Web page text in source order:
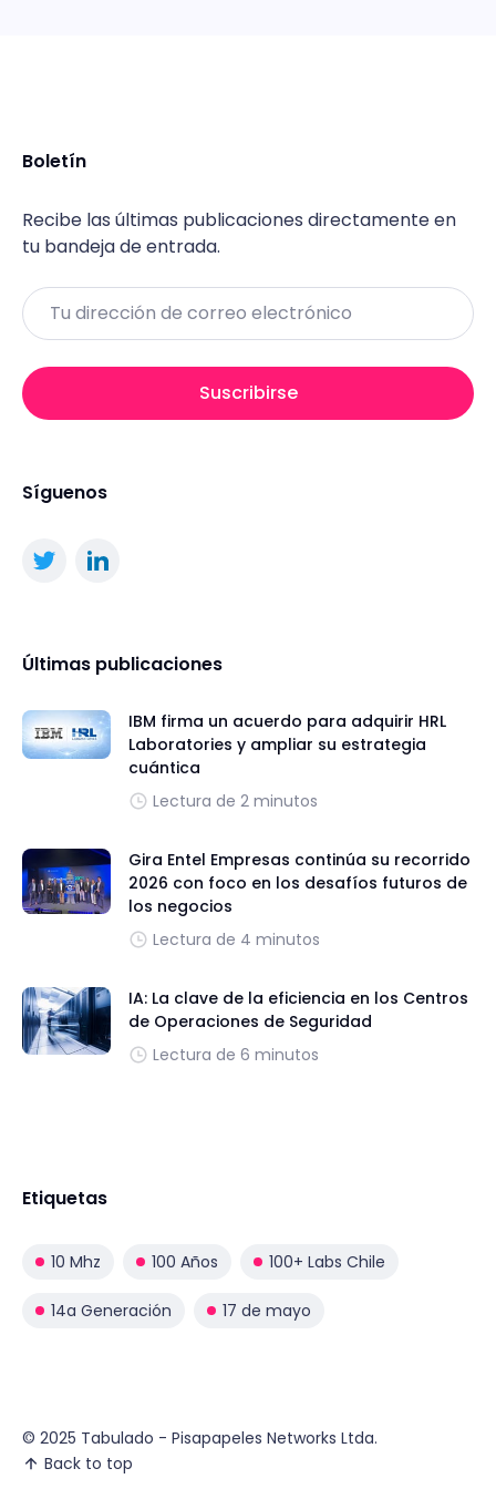
Boletín
Recibe las últimas publicaciones directamente en
tu bandeja de entrada.
Email
Suscribirse
Síguenos
Últimas publicaciones
IBM firma un acuerdo para adquirir HRL
Laboratories y ampliar su estrategia
cuántica
Lectura de 2 minutos
Gira Entel Empresas continúa su recorrido
2026 con foco en los desafíos futuros de
los negocios
Lectura de 4 minutos
IA: La clave de la eficiencia en los Centros
de Operaciones de Seguridad
Lectura de 6 minutos
Etiquetas
10 Mhz 100 Años 100+ Labs Chile
14a Generación 17 de mayo
© 2025 Tabulado - Pisapapeles Networks Ltda.
Back to top